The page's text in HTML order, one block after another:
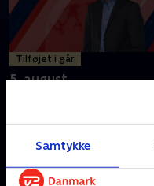
Samtykke
Tilføjet i går
5. august
Andre så også